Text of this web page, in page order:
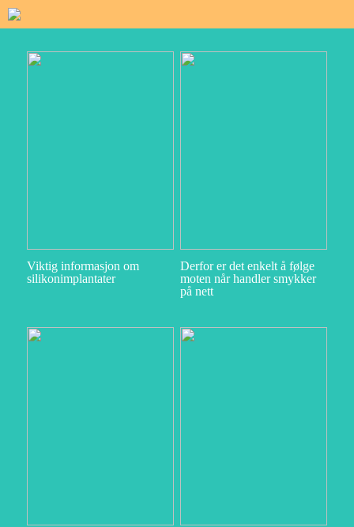
Viktig informasjon om
silikonimplantater
Derfor er det enkelt å følge
moten når handler smykker
på nett